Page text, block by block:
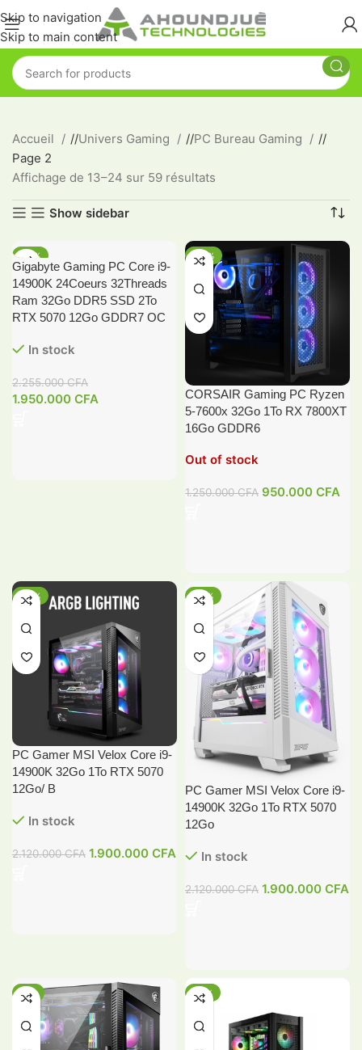
Skip to navigation
Skip to main content
Accueil / Univers Gaming / PC Bureau Gaming
/
Page 2
Affichage de 13–24 sur 59 résultats
Show sidebar
-14%
Gigabyte Gaming PC Core i9-
14900K 24Coeurs 32Threads
Ram 32Go DDR5 SSD 2To
RTX 5070 12Go GDDR7 OC
In stock
2.255.000CFA
1.950.000 CFA
-24%
CORSAIR Gaming PC Ryzen
5-7600x 32Go 1To RX 7800XT
16Go GDDR6
Out of stock
1.250.000CFA 950.000 CFA
-10%
PC Gamer MSI Velox Core i9-
14900K 32Go 1To RTX 5070
12Go/ B
In stock
2.120.000CFA 1.900.000 CFA
-10%
PC Gamer MSI Velox Core i9-
14900K 32Go 1To RTX 5070
12Go
In stock
2.120.000CFA 1.900.000 CFA
-8% -15%